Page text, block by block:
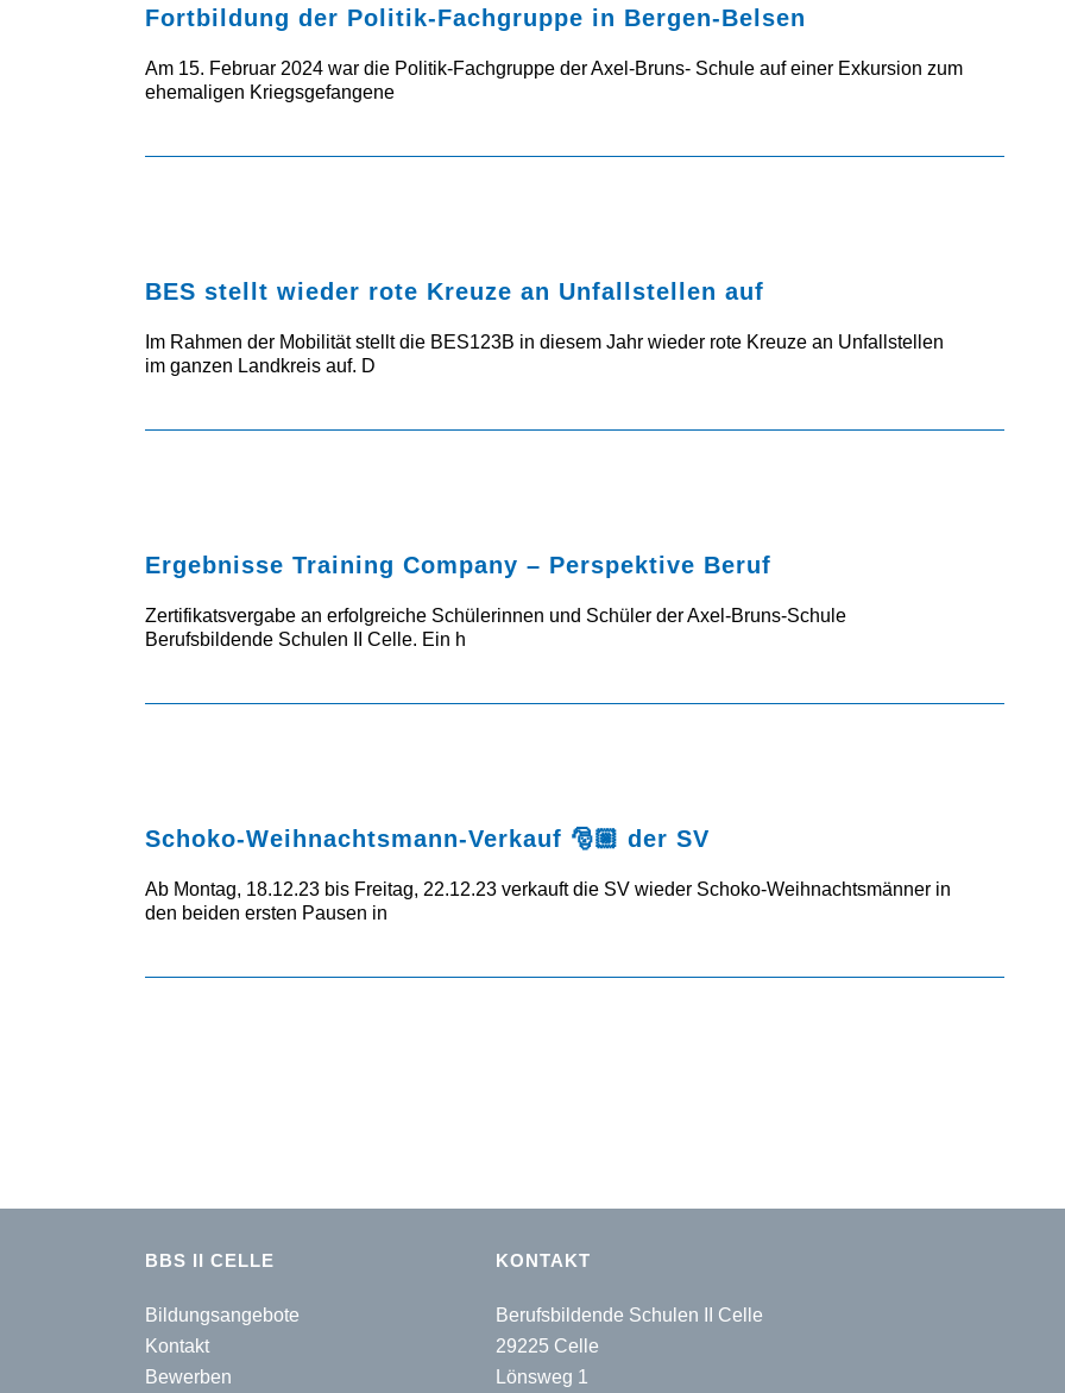
Fortbildung der Politik-Fachgruppe in Bergen-Belsen
Am 15. Februar 2024 war die Politik-Fachgruppe der Axel-Bruns- Schule auf einer Exkursion zum
ehemaligen Kriegsgefangene
BES stellt wieder rote Kreuze an Unfallstellen auf
Im Rahmen der Mobilität stellt die BES123B in diesem Jahr wieder rote Kreuze an Unfallstellen
im ganzen Landkreis auf. D
Ergebnisse Training Company – Perspektive Beruf
Zertifikatsvergabe an erfolgreiche Schülerinnen und Schüler der Axel-Bruns-Schule
Berufsbildende Schulen II Celle. Ein h
Schoko-Weihnachtsmann-Verkauf 🎅🏼 der SV
Ab Montag, 18.12.23 bis Freitag, 22.12.23 verkauft die SV wieder Schoko-Weihnachtsmänner in
den beiden ersten Pausen in
BBS II CELLE
Bildungsangebote
Kontakt
Bewerben
KONTAKT
Berufsbildende Schulen II Celle
29225 Celle
Lönsweg 1